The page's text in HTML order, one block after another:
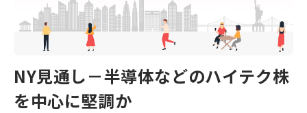
NY見通し－半導体などのハイテク株
を中心に堅調か